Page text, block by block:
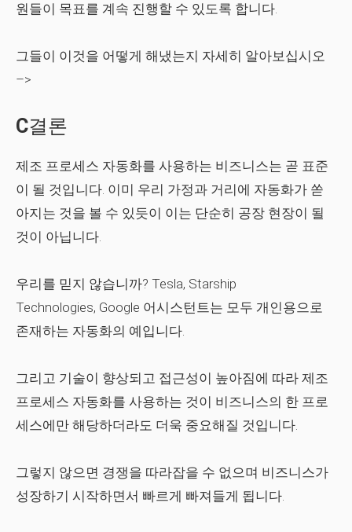
원들이 목표를 계속 진행할 수 있도록 합니다.
그들이 이것을 어떻게 해냈는지 자세히 알아보십시오
–>
C결론
제조 프로세스 자동화를 사용하는 비즈니스는 곧 표준
이 될 것입니다. 이미 우리 가정과 거리에 자동화가 쏟
아지는 것을 볼 수 있듯이 이는 단순히 공장 현장이 될
것이 아닙니다.
우리를 믿지 않습니까? Tesla, Starship
Technologies, Google 어시스턴트는 모두 개인용으로
존재하는 자동화의 예입니다.
그리고 기술이 향상되고 접근성이 높아짐에 따라 제조
프로세스 자동화를 사용하는 것이 비즈니스의 한 프로
세스에만 해당하더라도 더욱 중요해질 것입니다.
그렇지 않으면 경쟁을 따라잡을 수 없으며 비즈니스가
성장하기 시작하면서 빠르게 빠져들게 됩니다.